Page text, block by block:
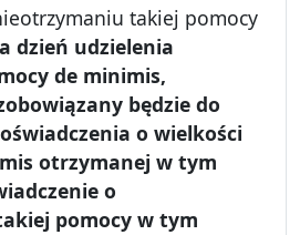
takiej pomocy
dzień udzielenia
de minimis,
będzie do
o wielkości
otrzymanej w tym
o
pomocy w tym